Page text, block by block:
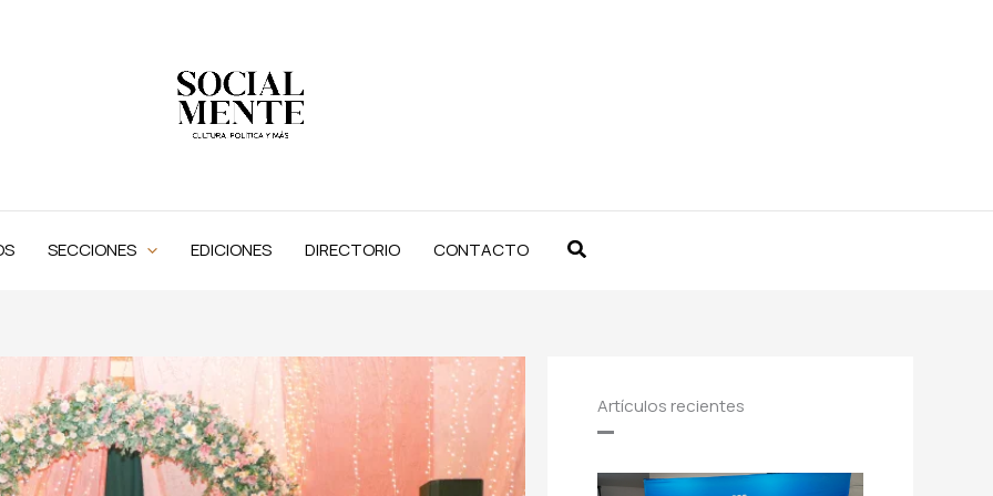
SECCIONES EDICIONES DIRECTORIO CONTACTO Buscar
Artículos recientes